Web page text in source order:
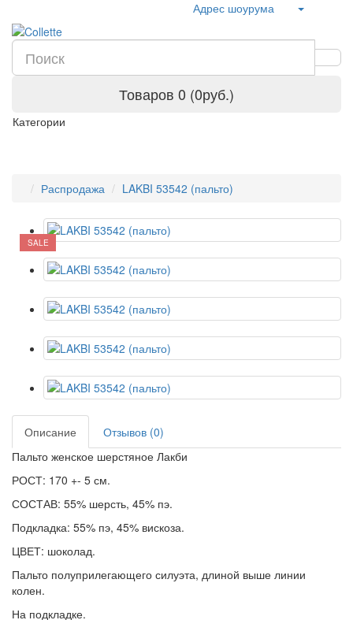
Адрес шоурума
Товаров 0 (0руб.)
Категории
Распродажа LAKBI 53542 (пальто)
SALE
Описание
Отзывов (0)
Пальто женское шерстяное Лакби
РОСТ: 170 +- 5 см.
СОСТАВ: 55% шерсть, 45% пэ.
Подкладка: 55% пэ, 45% вискоза.
ЦВЕТ: шоколад.
Пальто полуприлегающего силуэта, длиной выше линии
колен.
На подкладке.